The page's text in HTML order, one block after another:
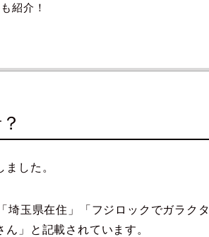
紹介！
した。
埼玉県在住」「フジロックでガラクタ
」と記載されています。